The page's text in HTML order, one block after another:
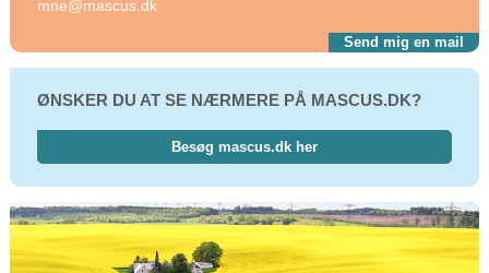
mne@mascus.dk
Send mig en mail
ØNSKER DU AT SE NÆRMERE PÅ MASCUS.DK?